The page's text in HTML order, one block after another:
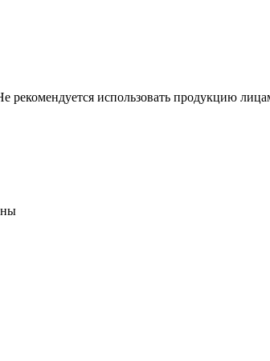
рекомендуется использовать продукцию